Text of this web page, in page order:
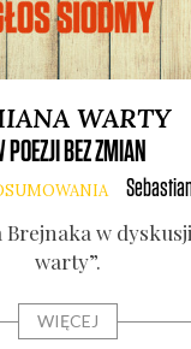
WARTY
POEZJI BEZ ZMIAN
Brej­na­ka w
war­ty”.
WIĘCEJ